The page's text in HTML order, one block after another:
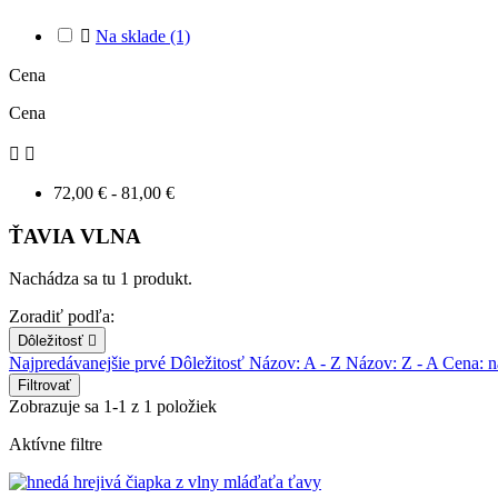
 Na sklade (1)
Cena
Cena
 
72,00 € - 81,00 €
ŤAVIA VLNA
Nachádza sa tu 1 produkt.
Zoradiť podľa:
Dôležitosť 
Najpredávanejšie prvé Dôležitosť Názov: A - Z Názov: Z - ACena:
Filtrovať
Zobrazuje sa 1-1 z 1 položiek
Aktívne filtre